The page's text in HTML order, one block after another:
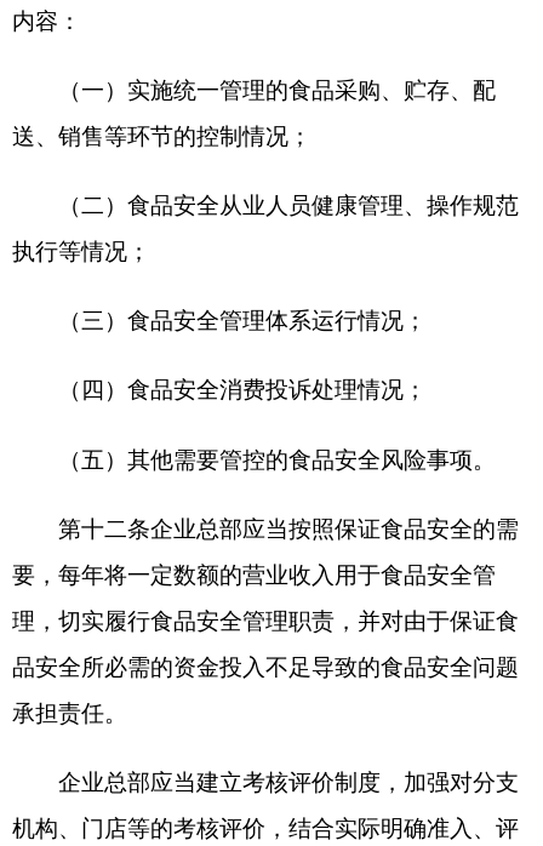
期对分支机构、门店等的食品安全状况进行检查评
任情况，每年至少对所有分支机构、门店等进行一
次全覆盖实地巡查，及时处置发现的食品安全问
控机制。
通过“互联网+智能监控”等方式，对门店等的食品贮
重点检查评价，提高经营过程实时控制能力，及时
规定时限保存，其中视频信息应当至少保存十四
市场监督管理部门在依法开展监督检查、案件
总部或者其授权的分支机构提供前款规定的相关信
息，企业总部或者其授权的分支机构应当通过建立
与所在地负责监督管理的市场监督管理部门的数据